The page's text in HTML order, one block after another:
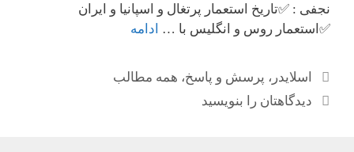
نجفی : ✅تاریخ استعمار پرتغال و اسپانیا و ایران
✅استعمار روس و انگلیس با …
ادامه
دسته‌ها
اسلایدر ، پرسش و پاسخ، همه مطالب
دیدگاهتان را بنویسید